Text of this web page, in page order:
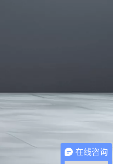
在线咨询